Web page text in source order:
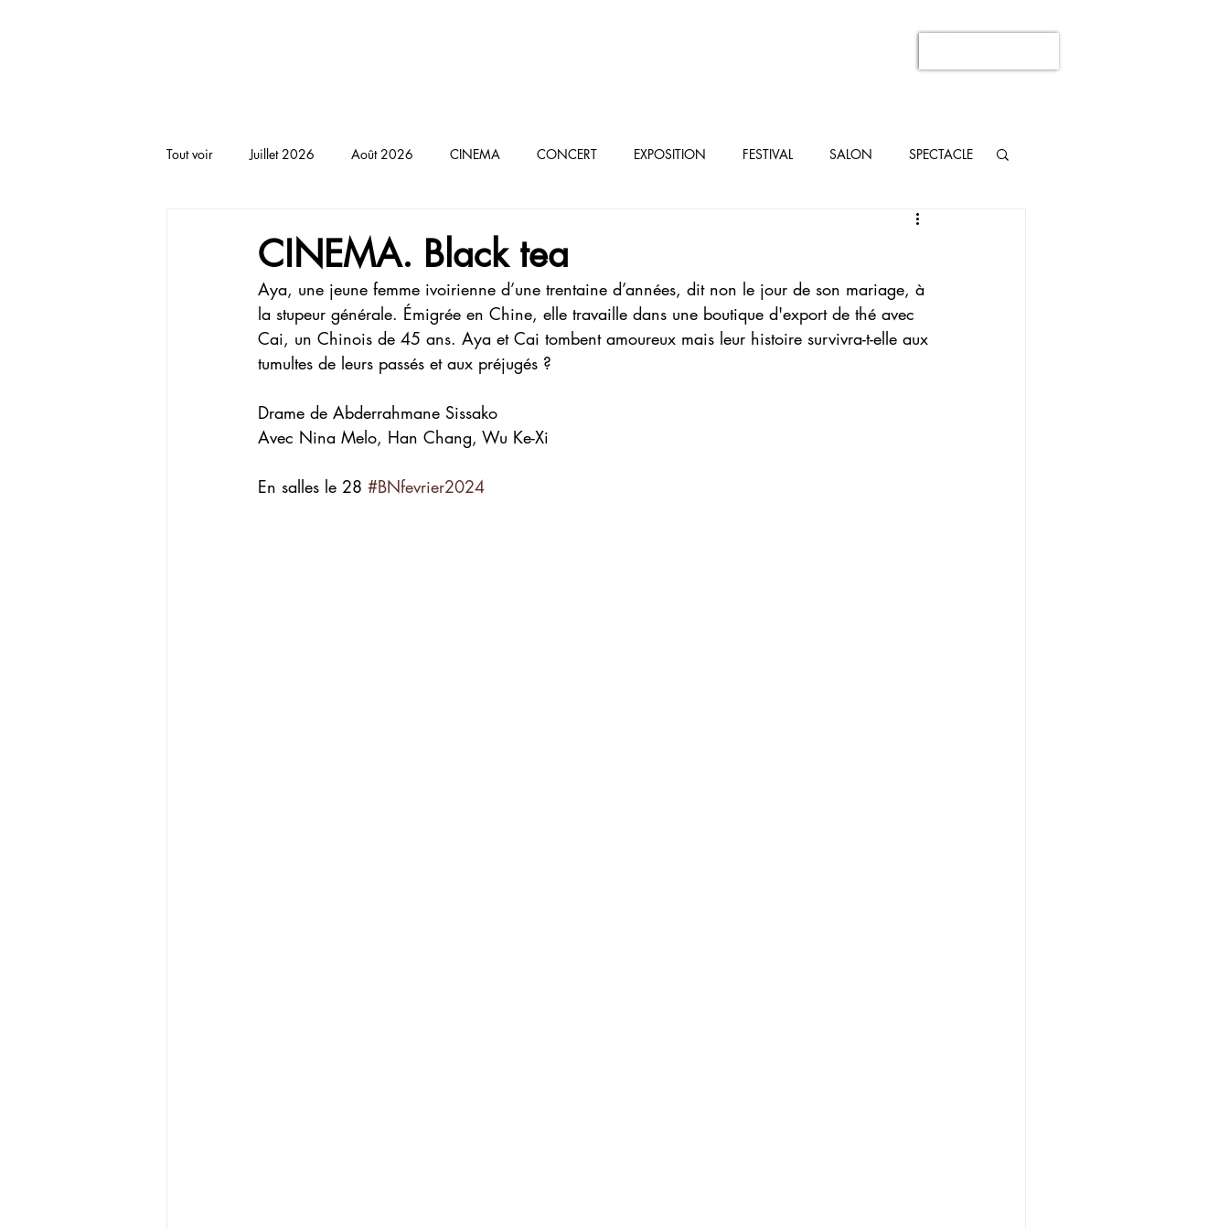
Tout voir Juillet 2026 Août 2026 CINEMA CONCERT EXPOSITION FESTIVAL SALON SPECTACLE
CINEMA. Black tea
Aya, une jeune femme ivoirienne d’une trentaine d’années, dit non le jour de son mariage, à
la stupeur générale. Émigrée en Chine, elle travaille dans une boutique d'export de thé avec
Cai, un Chinois de 45 ans. Aya et Cai tombent amoureux mais leur histoire survivra-t-elle aux
tumultes de leurs passés et aux préjugés ?
Drame de Abderrahmane Sissako
Avec Nina Melo, Han Chang, Wu Ke-Xi
En salles le 28 #BNfevrier2024